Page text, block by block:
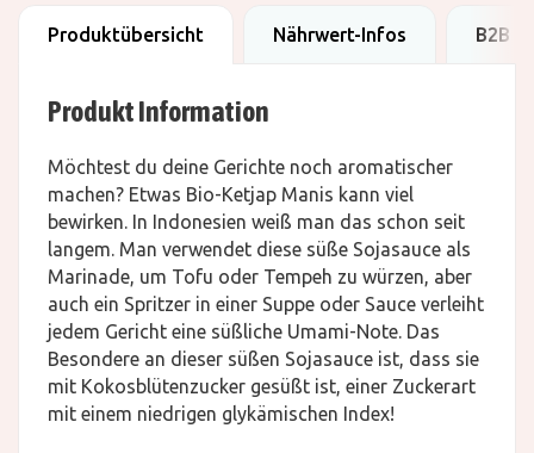
Produktübersicht Nährwert-Infos B2B
Produkt Information
Möchtest du deine Gerichte noch aromatischer
machen? Etwas Bio-Ketjap Manis kann viel
bewirken. In Indonesien weiß man das schon seit
langem. Man verwendet diese süße Sojasauce als
Marinade, um Tofu oder Tempeh zu würzen, aber
auch ein Spritzer in einer Suppe oder Sauce verleiht
jedem Gericht eine süßliche Umami-Note. Das
Besondere an dieser süßen Sojasauce ist, dass sie
mit Kokosblütenzucker gesüßt ist, einer Zuckerart
mit einem niedrigen glykämischen Index!